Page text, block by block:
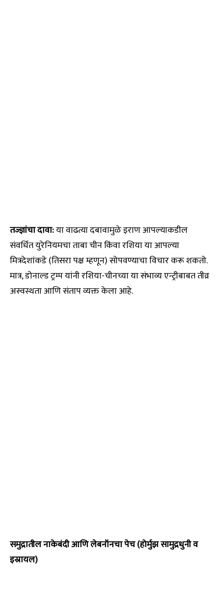
तज्ज्ञांचा दावा:या वाढत्या दबावामुळे इराण आपल्याकडील
संवर्धित युरेनियमचा ताबा चीन किंवा रशिया या आपल्या
मित्रदेशांकडे (तिसरा पक्ष म्हणून) सोपवण्याचा विचार करू शकतो.
मात्र, डोनाल्ड ट्रम्प यांनी रशिया-चीनच्या या संभाव्य एन्ट्रीबाबत तीव्र
अस्वस्थता आणि संताप व्यक्त केला आहे.
समुद्रातील नाकेबंदी आणि लेबनॉनचा पेच (होर्मुझ सामुद्रधुनी व
इस्रायल)